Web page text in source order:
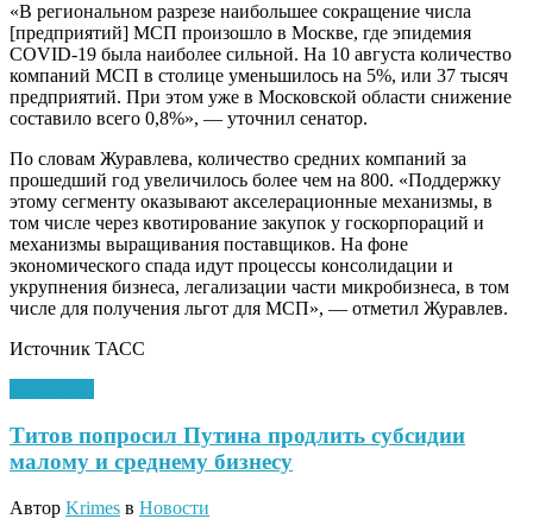
«В региональном разрезе наибольшее сокращение числа
[предприятий] МСП произошло в Москве, где эпидемия
COVID-19 была наиболее сильной. На 10 августа количество
компаний МСП в столице уменьшилось на 5%, или 37 тысяч
предприятий. При этом уже в Московской области снижение
составило всего 0,8%», — уточнил сенатор.
По словам Журавлева, количество средних компаний за
прошедший год увеличилось более чем на 800. «Поддержку
этому сегменту оказывают акселерационные механизмы, в
том числе через квотирование закупок у госкорпораций и
механизмы выращивания поставщиков. На фоне
экономического спада идут процессы консолидации и
укрупнения бизнеса, легализации части микробизнеса, в том
числе для получения льгот для МСП», — отметил Журавлев.
Источник ТАСС
Титов попросил Путина продлить субсидии
малому и среднему бизнесу
Автор Krimes в Новости